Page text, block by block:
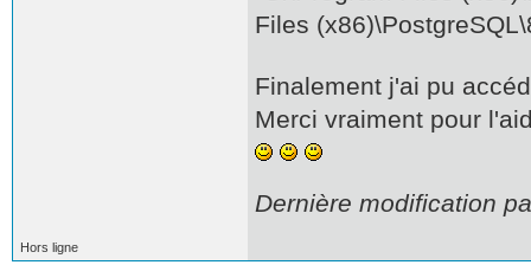
Files
Finalement j'ai pu
Merci vraiment pour
Dernière modification
Hors ligne